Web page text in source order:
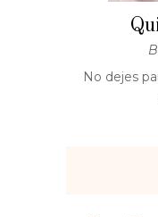
No dejes